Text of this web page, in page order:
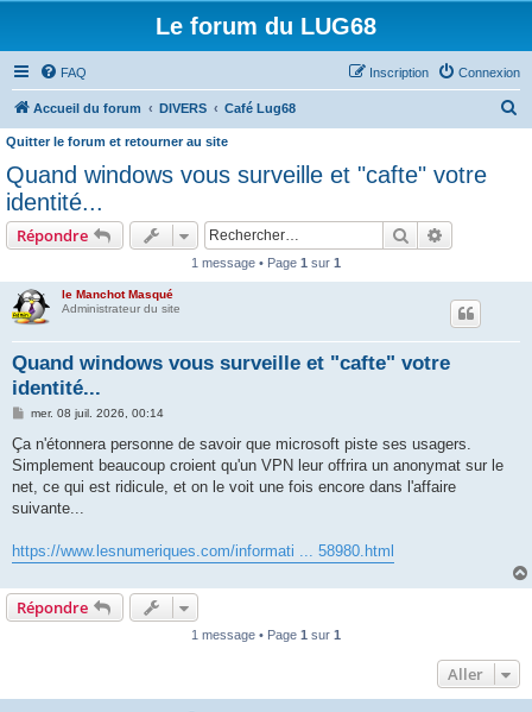
Le forum du LUG68
FAQ Connexion
Inscription
Accueil du forum DIVERS Café Lug68
Quitter le forum et retourner au site
Quand windows vous surveille et "cafte" votre
identité...
Répondre Rechercher
1 message • Page 1 sur 1
le Manchot Masqué
Administrateur du site
Quand windows vous surveille et "cafte" votre
identité...
M
s
a
g
mer. 08 juil. 2026, 00:14
Ça n'étonnera personne de savoir que microsoft piste ses usagers.
Simplement beaucoup croient qu'un VPN leur offrira un anonymat sur le
net, ce qui est ridicule, et on le voit une fois encore dans l'affaire
suivante...
https://www.lesnumeriques.com/informati ... 58980.html
Répondre
1 message • Page 1 sur 1
Aller